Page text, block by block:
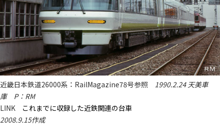
近畿日本鉄道26000系：RailMagazine78号参照
1990.2.24 天美車
庫 P：RM
LINK これまでに収録した近鉄関連の台車
2008.9.15作成